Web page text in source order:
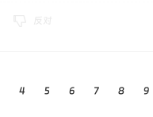
4 5 6 7 8 9